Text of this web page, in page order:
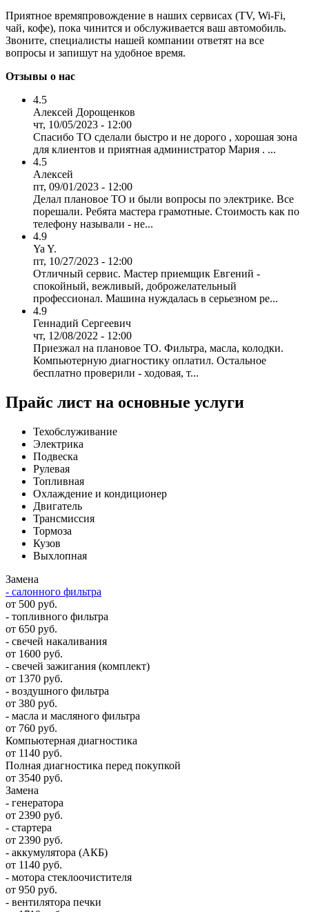
Приятное времяпровождение в наших сервисах (TV, Wi-Fi,
чай, кофе), пока чинится и обслуживается ваш автомобиль.
Звоните, специалисты нашей компании ответят на все
вопросы и запишут на удобное время.
Отзывы о нас
4.5
Алексей Дорощенков
чт, 10/05/2023 - 12:00
Спасибо ТО сделали быстро и не дорого , хорошая зона
для клиентов и приятная администратор Мария . ...
4.5
Алексей
пт, 09/01/2023 - 12:00
Делал плановое ТО и были вопросы по электрике. Все
порешали. Ребята мастера грамотные. Стоимость как по
телефону называли - не...
4.9
Ya Y.
пт, 10/27/2023 - 12:00
Отличный сервис. Мастер приемщик Евгений -
спокойный, вежливый, доброжелательный
профессионал. Машина нуждалась в серьезном ре...
4.9
Геннадий Сергеевич
чт, 12/08/2022 - 12:00
Приезжал на плановое ТО. Фильтра, масла, колодки.
Компьютерную диагностику оплатил. Остальное
бесплатно проверили - ходовая, т...
Прайс лист на основные услуги
Техобслуживание
Электрика
Подвеска
Рулевая
Топливная
Охлаждение и кондиционер
Двигатель
Трансмиссия
Тормоза
Кузов
Выхлопная
Замена
- салонного фильтра
от 500 руб.
- топливного фильтра
от 650 руб.
- свечей накаливания
от 1600 руб.
- свечей зажигания (комплект)
от 1370 руб.
- воздушного фильтра
от 380 руб.
- масла и масляного фильтра
от 760 руб.
Компьютерная диагностика
от 1140 руб.
Полная диагностика перед покупкой
от 3540 руб.
Замена
- генератора
от 2390 руб.
- стартера
от 2390 руб.
- аккумулятора (АКБ)
от 1140 руб.
- мотора стеклоочистителя
от 950 руб.
- вентилятора печки